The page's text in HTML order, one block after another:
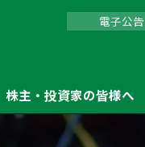
株主・投資家の皆様へ
電子公告